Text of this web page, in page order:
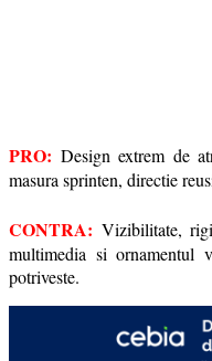
PRO: Design extrem de
masura sprinten, directie
CONTRA: Vizibilitate,
multimedia si
potriveste.